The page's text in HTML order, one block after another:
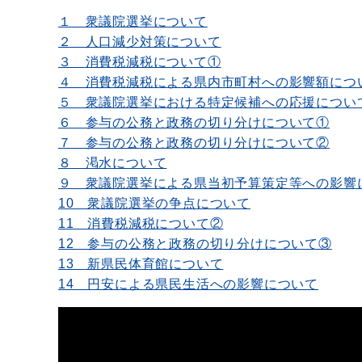
１ 衆議院選挙について
２ 人口減少対策について
３ 消費税減税について①
４ 消費税減税による県内市町村への影響額につ
５ 衆議院選挙における特定候補への応援につい
６ 参与の公務と政務の切り分けについて①
７ 参与の公務と政務の切り分けについて②
８ 渇水について
９ 衆議院選挙による県当初予算策定等への影響
10 衆議院選挙の争点について
11 消費税減税について②
12 参与の公務と政務の切り分けについて③
13 新県民体育館について
14 円安による県民生活への影響について